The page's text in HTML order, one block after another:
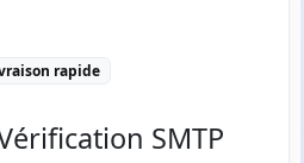
rapide
SMTP